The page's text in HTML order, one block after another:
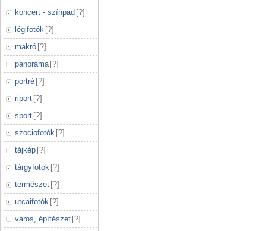
koncert - színpad [?]
légifotók [?]
makró [?]
panoráma [?]
portré [?]
riport [?]
sport [?]
szociofotók [?]
tájkép [?]
tárgyfotók [?]
természet [?]
utcaifotók [?]
város, építészet [?]